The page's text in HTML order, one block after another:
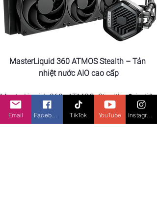
MasterLiquid 360 ATMOS Stealth – Tản
nhiệt nước AIO cao cấp
MasterLiquid 360 ATMOS Stealth đại diện
cho bước tiến mới của Cooler Master trong
công nghệ tản nhiệt chất lỏng AIO. Sở hữu
Email TikTok YouTube